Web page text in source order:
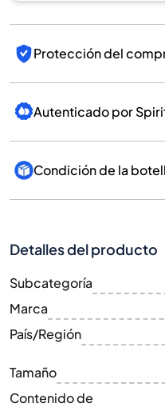
Protección del
Autenticado por
Condición de la
Detalles del producto
Subcategoría
Marca
País/Región
Tamaño
Contenido de